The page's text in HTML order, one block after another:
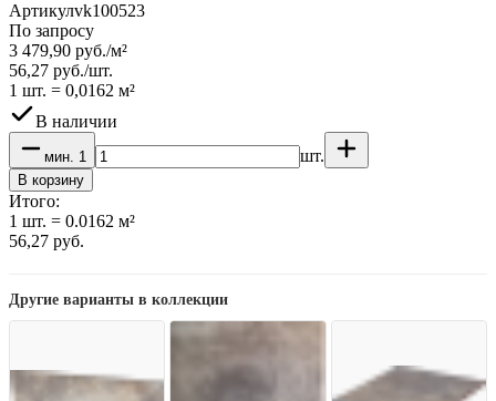
Артикулvk100523
По запросу
3 479,90 руб./м²
56,27 руб./шт.
1 шт. = 0,0162 м²
В наличии
мин. 1 шт.
В корзину
Итого:
1 шт. = 0.0162 м²
56,27 руб.
Другие варианты в коллекции